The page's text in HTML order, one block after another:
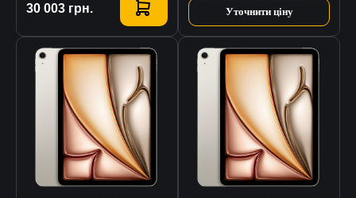
30 003 грн.
Купити Уточнити ціну